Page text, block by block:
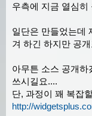
우측에 지금 열심히
일단은 만들었는데
겨 하긴 하지만 공
아무튼 소스 공개
쓰시길요....
단, 과정이 꽤 복잡
http://